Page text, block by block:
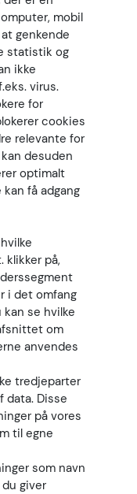
mobil
genkende
statistik og
ikke
virus.
for
cookies
relevante for
desuden
optimalt
få adgang
klikker på,
i det omfang
se hvilke
om
anvendes
tredjeparter
data. Disse
på vores
til egne
som navn
giver